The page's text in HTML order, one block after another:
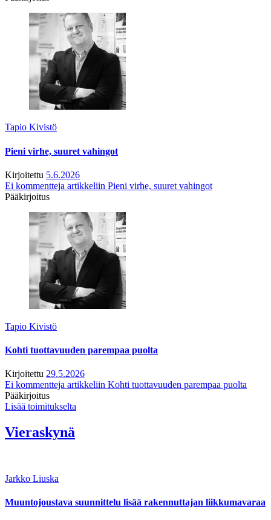
Tapio Kivistö
Pieni virhe, suuret vahingot
Kirjoitettu 5.6.2026
Ei kommentteja artikkeliin Pieni virhe, suuret vahingot
Pääkirjoitus
Tapio Kivistö
Kohti tuottavuuden parempaa puolta
Kirjoitettu 29.5.2026
Ei kommentteja artikkeliin Kohti tuottavuuden parempaa puolta
Pääkirjoitus
Lisää toimitukselta
Vieraskynä
Jarkko Liuska
Muuntojoustava suunnittelu lisää rakennuttajan liikkumavaraa